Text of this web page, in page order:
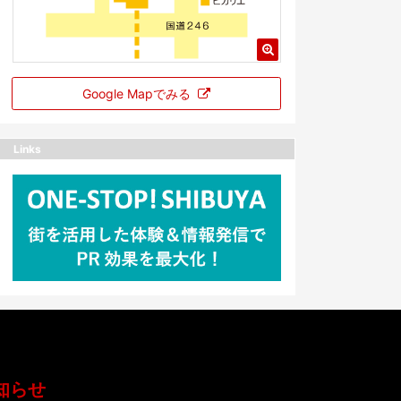
Google Mapでみる
Links
らせ